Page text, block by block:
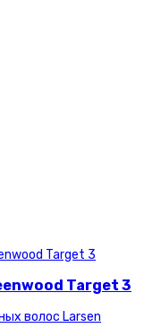
Target 3